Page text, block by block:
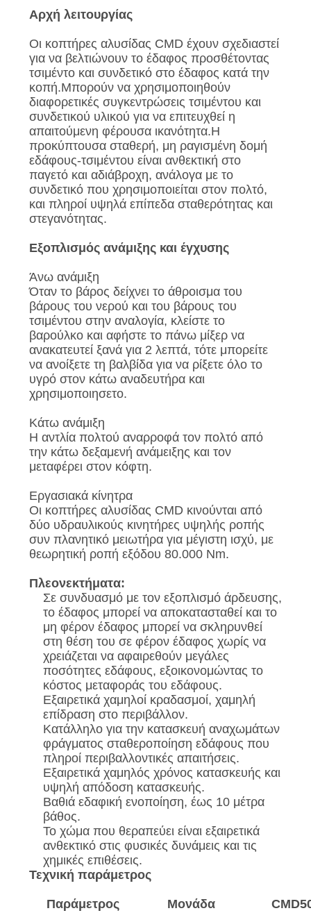
Αρχή λειτουργίας
Οι κοπτήρες αλυσίδας CMD έχουν σχεδιαστεί
για να βελτιώνουν το έδαφος προσθέτοντας
τσιμέντο και συνδετικό στο έδαφος κατά την
κοπή.Μπορούν να χρησιμοποιηθούν
διαφορετικές συγκεντρώσεις τσιμέντου και
συνδετικού υλικού για να επιτευχθεί η
απαιτούμενη φέρουσα ικανότητα.Η
προκύπτουσα σταθερή, μη ραγισμένη δομή
εδάφους-τσιμέντου είναι ανθεκτική στο
παγετό και αδιάβροχη, ανάλογα με το
συνδετικό που χρησιμοποιείται στον πολτό,
και πληροί υψηλά επίπεδα σταθερότητας και
στεγανότητας.
Εξοπλισμός ανάμιξης και έγχυσης
Άνω ανάμιξη
Όταν το βάρος δείχνει το άθροισμα του
βάρους του νερού και του βάρους του
τσιμέντου στην αναλογία, κλείστε το
βαρούλκο και αφήστε το πάνω μίξερ να
ανακατευτεί ξανά για 2 λεπτά, τότε μπορείτε
να ανοίξετε τη βαλβίδα για να ρίξετε όλο το
υγρό στον κάτω αναδευτήρα και
χρησιμοποιησετο.
Κάτω ανάμιξη
Η αντλία πολτού αναρροφά τον πολτό από
την κάτω δεξαμενή ανάμειξης και τον
μεταφέρει στον κόφτη.
Εργασιακά κίνητρα
Οι κοπτήρες αλυσίδας CMD κινούνται από
δύο υδραυλικούς κινητήρες υψηλής ροπής
συν πλανητικό μειωτήρα για μέγιστη ισχύ, με
θεωρητική ροπή εξόδου 80.000 Nm.
Πλεονεκτήματα:
Σε συνδυασμό με τον εξοπλισμό άρδευσης,
το έδαφος μπορεί να αποκατασταθεί και το
μη φέρον έδαφος μπορεί να σκληρυνθεί
στη θέση του σε φέρον έδαφος χωρίς να
χρειάζεται να αφαιρεθούν μεγάλες
ποσότητες εδάφους, εξοικονομώντας το
κόστος μεταφοράς του εδάφους.
Εξαιρετικά χαμηλοί κραδασμοί, χαμηλή
επίδραση στο περιβάλλον.
Κατάλληλο για την κατασκευή αναχωμάτων
φράγματος σταθεροποίηση εδάφους που
πληροί περιβαλλοντικές απαιτήσεις.
Εξαιρετικά χαμηλός χρόνος κατασκευής και
υψηλή απόδοση κατασκευής.
Βαθιά εδαφική ενοποίηση, έως 10 μέτρα
βάθος.
Το χώμα που θεραπεύει είναι εξαιρετικά
ανθεκτικό στις φυσικές δυνάμεις και τις
χημικές επιθέσεις.
Τεχνική παράμετρος
Παράμετρος Μονάδα